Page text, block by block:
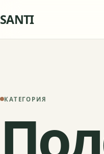
SANTI
КАТЕГОРИЯ